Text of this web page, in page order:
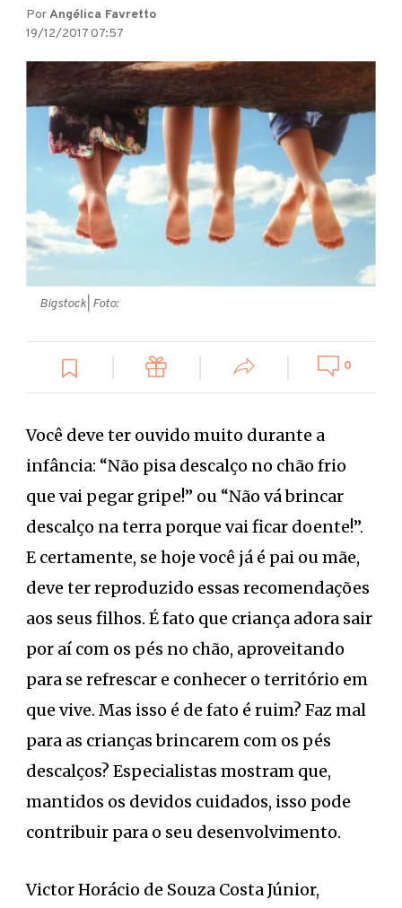
PorAngélica Favretto
19/12/2017 07:57
Bigstock | Foto:
0
Você deve ter ouvido muito durante a
infância: “Não pisa descalço no chão frio
que vai pegar gripe!” ou “Não vá brincar
descalço na terra porque vai ficar doente!”.
E certamente, se hoje você já é pai ou mãe,
deve ter reproduzido essas recomendações
aos seus filhos. É fato que criança adora sair
por aí com os pés no chão, aproveitando
para se refrescar e conhecer o território em
que vive. Mas isso é de fato é ruim? Faz mal
para as crianças brincarem com os pés
descalços? Especialistas mostram que,
mantidos os devidos cuidados, isso pode
contribuir para o seu desenvolvimento.
Victor Horácio de Souza Costa Júnior,